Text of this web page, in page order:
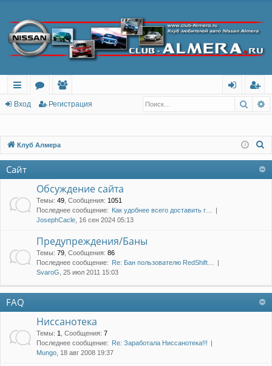
с
лк
и
о
м
ы
ол
ов
ат
ел
и
ег
тр
ац
ия
Вход Регистрация
Клуб Алмера
Сайт
Обсуждение сайта
Темы: 49 Сообщения: 1051
Последнее сообщение: Как удобнее всего доставить г…
JosephCacle , 16 сен 2024 05:13
Предупреждения/Баны
Темы: 79 Сообщения: 86
Последнее сообщение: Re: Бан пользователю RedShift…
SvaroG , 25 июл 2011 15:03
FAQ
Ниссанотека
Темы: 1 Сообщения: 7
Последнее сообщение: Re: Заработала Ниссанотека!!!
Mungo , 18 авг 2008 19:37